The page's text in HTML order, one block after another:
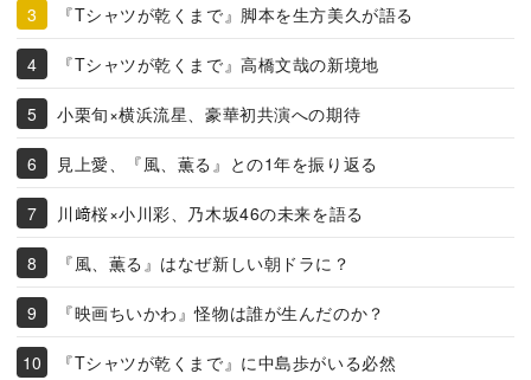
『Tシャツが乾くまで』脚本を生方美久が語る
『Tシャツが乾くまで』高橋文哉の新境地
小栗旬×横浜流星、豪華初共演への期待
見上愛、『風、薫る』との1年を振り返る
川﨑桜×小川彩、乃木坂46の未来を語る
『風、薫る』はなぜ新しい朝ドラに？
『映画ちいかわ』怪物は誰が生んだのか？
『Tシャツが乾くまで』に中島歩がいる必然